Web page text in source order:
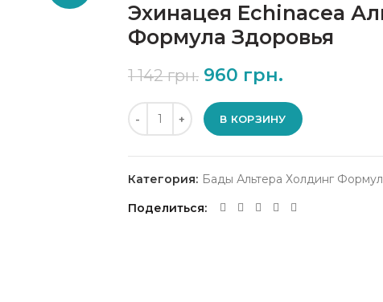
Эхинацея Echinacea
Формула Здоровья
1 142грн. 960 грн.
Количество
В КОРЗИНУ
Категория: Бады Альтера Холдинг
Поделиться